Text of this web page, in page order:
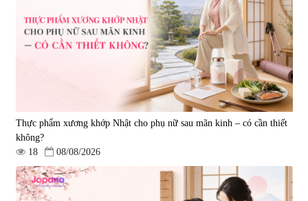
880.000 đ
| 790.621
4.473.500 đ
Thực phẩm xương khớp Nhật cho phụ nữ sau mãn kinh – có cần thiết
không?
18
08/08/2026